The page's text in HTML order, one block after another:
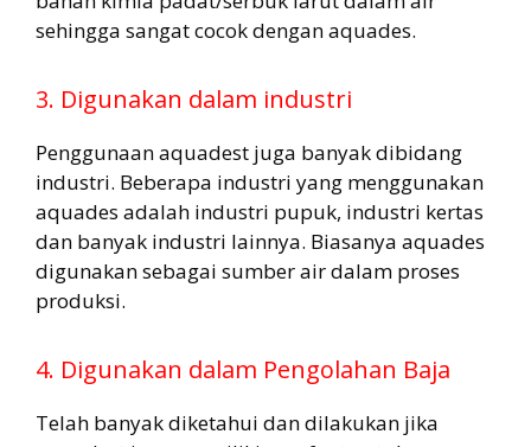
sehingga sangat cocok dengan aquades.
3. Digunakan dalam industri
Penggunaan aquadest juga banyak dibidang
industri. Beberapa industri yang menggunakan
aquades adalah industri pupuk, industri kertas
dan banyak industri lainnya. Biasanya aquades
digunakan sebagai sumber air dalam proses
produksi.
4. Digunakan dalam Pengolahan Baja
Telah banyak diketahui dan dilakukan jika